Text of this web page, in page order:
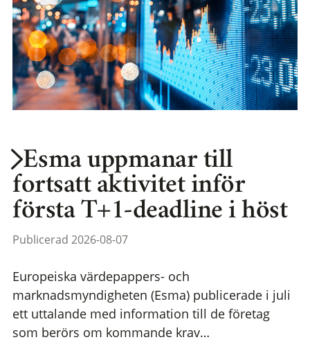
Esma uppmanar till
fortsatt aktivitet inför
första T+1-deadline i höst
Publicerad 2026-08-07
Europeiska värdepappers- och
marknadsmyndigheten (Esma) publicerade i juli
ett uttalande med information till de företag
som berörs om kommande krav…